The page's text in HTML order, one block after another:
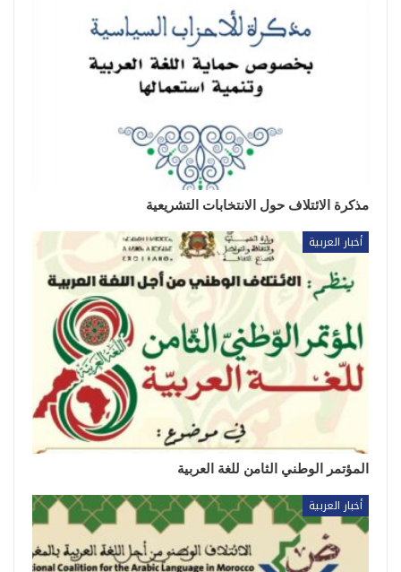
مذكرة الائتلاف حول الانتخابات التشريعية
أخبار العربية
المؤتمر الوطني الثامن للغة العربية
أخبار العربية